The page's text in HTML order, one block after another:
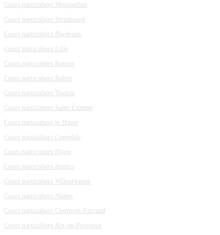
Cours particuliers Montpellier
Cours particuliers Strasbourg
Cours particuliers Bordeaux
Cours particuliers Lille
Cours particuliers Rennes
Cours particuliers Reims
Cours particuliers Toulon
Cours particuliers Saint-Étienne
Cours particuliers le Havre
Cours particuliers Grenoble
Cours particuliers Dijon
Cours particuliers Angers
Cours particuliers Villeurbanne
Cours particuliers Nîmes
Cours particuliers Clermont-Ferrand
Cours particuliers Aix-en-Provence